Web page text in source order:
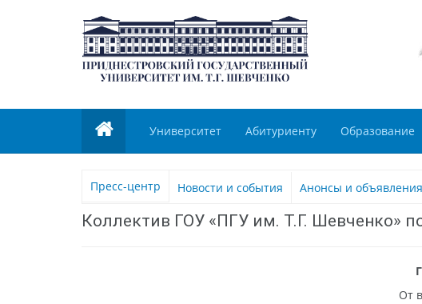
Университет Абитуриенту Образование
Пресс-центр Новости и события Анонсы и объявления
Коллектив ГОУ «ПГУ им. Т.Г. Шевченко»
От